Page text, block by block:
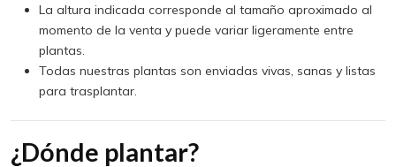
La altura indicada corresponde al tamaño aproximado al
momento de la venta y puede variar ligeramente entre
plantas.
Todas nuestras plantas son enviadas vivas, sanas y listas
para trasplantar.
¿Dónde plantar?